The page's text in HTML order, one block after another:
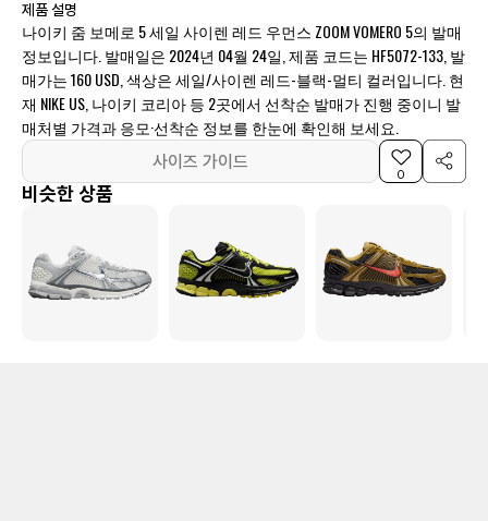
제품 설명
나이키 줌 보메로 5 세일 사이렌 레드 우먼스 ZOOM VOMERO 5의 발매
정보입니다. 발매일은 2024년 04월 24일, 제품 코드는 HF5072-133, 발
매가는 160 USD, 색상은 세일/사이렌 레드-블랙-멀티 컬러입니다. 현
재 NIKE US, 나이키 코리아 등 2곳에서 선착순 발매가 진행 중이니 발
매처별 가격과 응모·선착순 정보를 한눈에 확인해 보세요.
사이즈 가이드
0
비슷한 상품